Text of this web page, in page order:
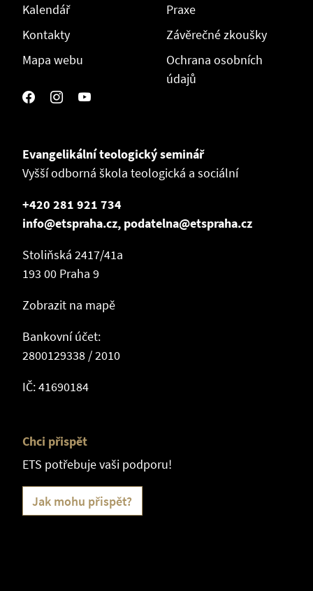
Kalendář
Kontakty
Mapa webu
Praxe
Závěrečné zkoušky
Ochrana osobních
údajů
Evangelikální teologický seminář
Vyšší odborná škola teologická a sociální
+420 281 921 734
info@etspraha.cz, podatelna@etspraha.cz
Stoliňská 2417/41a
193 00 Praha 9
Zobrazit na mapě
Bankovní účet:
2800129338 / 2010
IČ: 41690184
Chci přispět
ETS potřebuje vaši podporu!
Jak mohu přispět?